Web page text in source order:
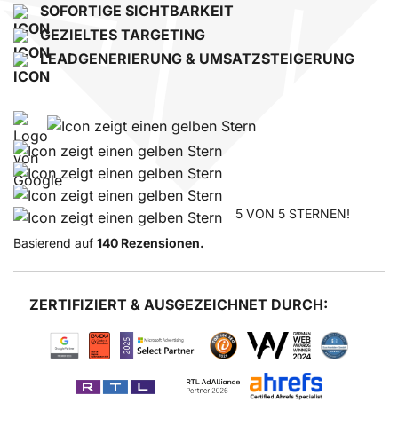
SOFORTIGE SICHTBARKEIT
GEZIELTES TARGETING
LEADGENERIERUNG & UMSATZSTEIGERUNG
5 VON 5 STERNEN!
Basierend auf 140 Rezensionen.
ZERTIFIZIERT & AUSGEZEICHNET DURCH: